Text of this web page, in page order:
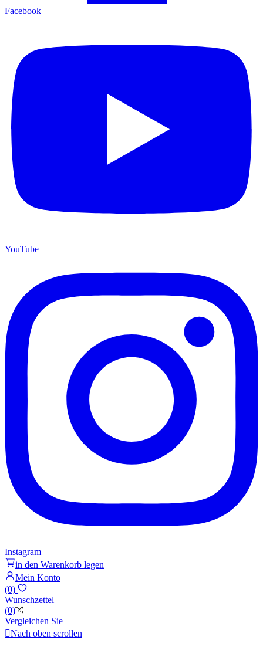
Facebook
YouTube
Instagram
in den Warenkorb legen
Mein Konto
(0)
Wunschzettel
(0)
Vergleichen Sie
Nach oben scrollen